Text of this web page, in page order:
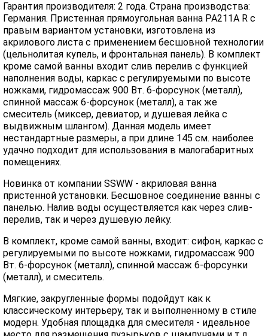
Гарантия производителя: 2 года. Страна производства:
Германия. Пристенная прямоугольная ванна PA211A R с
правым вариантом установки, изготовлена из
акрилового листа с применением бесшовной технологии
(цельнолитая купель, и фронтальная панель). В комплект
кроме самой ванны входит слив перелив с функцией
наполнения воды, каркас с регулируемыми по высоте
ножками, гидромассаж 900 Вт. 6-форсунок (металл),
спинной массаж 6-форсунок (металл), а так же
смеситель (миксер, девиатор, и душевая лейка с
выдвижным шлангом). Данная модель имеет
нестандартные размеры, а при длине 145 см. наиболее
удачно подходит для использования в малогабаритных
помещениях.
Новинка от компании SSWW - акриловая ванна
пристенной установки. Бесшовное соединение ванны с
панелью. Налив воды осуществляется как через слив-
перелив, так и через душевую лейку.
В комплект, кроме самой ванны, входит: сифон, каркас с
регулируемыми по высоте ножками, гидромассаж 900
Вт. 6-форсунок (металл), спинной массаж 6-форсунки
(металл), и смеситель.
Мягкие, закругленные формы подойдут как к
классическому интерьеру, так и выполненному в стиле
модерн. Удобная площадка для смесителя - идеальное